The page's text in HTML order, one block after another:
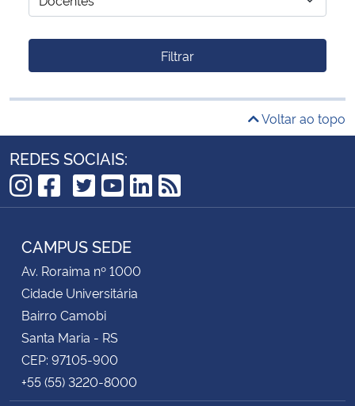
Filtrar
Voltar ao topo
REDES SOCIAIS:
Instagram
Facebook
TikTok
Twitter
YouTube
LinkedIn
RSS
CAMPUS SEDE
Av. Roraima nº 1000
Cidade Universitária
Bairro Camobi
Santa Maria - RS
CEP: 97105-900
+55 (55) 3220-8000